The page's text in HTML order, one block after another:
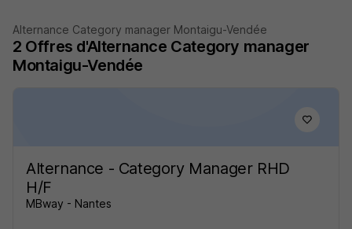
Alternance Category manager Montaigu-Vendée
2 Offres d'Alternance Category manager
Montaigu-Vendée
Alternance - Category Manager RHD
H/F
MBway - Nantes